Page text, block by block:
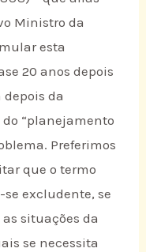
Ministro da
esta
20 anos depois
da
“planejamento
Preferimos
que o termo
excludente, se
situações da
se necessita